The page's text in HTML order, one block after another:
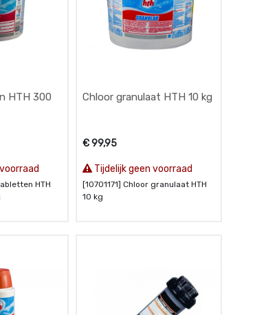
HTH 300
HTH
Chloor granulaat HTH 10 kg
€99,95
Tijdelijk geen voorraad
[10701171] Chloor granulaat HTH
10 kg